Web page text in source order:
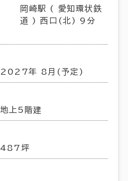
岡崎駅 ( 愛知環状鉄
道 ) 西口(北) 9分
2027年 8月(予定)
地上5階建
487坪